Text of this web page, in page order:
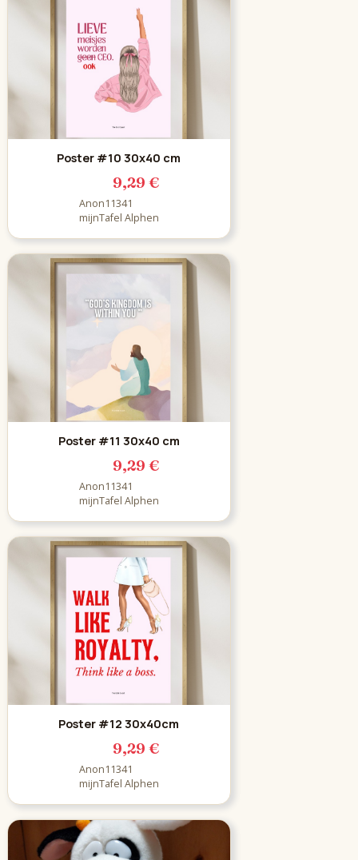
Poster #10 30x40 cm
9,29 €
Anon11341
mijnTafel Alphen
Poster #11 30x40 cm
9,29 €
Anon11341
mijnTafel Alphen
Poster #12 30x40cm
9,29 €
Anon11341
mijnTafel Alphen